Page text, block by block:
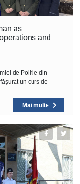
as
and
de Poliție din
un curs de
Mai multe